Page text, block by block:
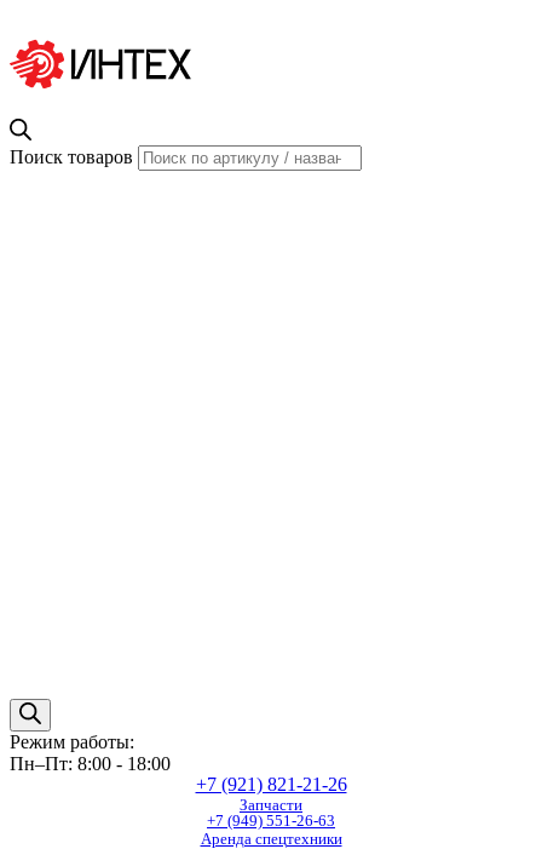
Поиск товаров
Режим работы:
Пн–Пт: 8:00 - 18:00
+7 (921) 821-21-26
Запчасти
+7 (949) 551-26-63
Аренда спецтехники